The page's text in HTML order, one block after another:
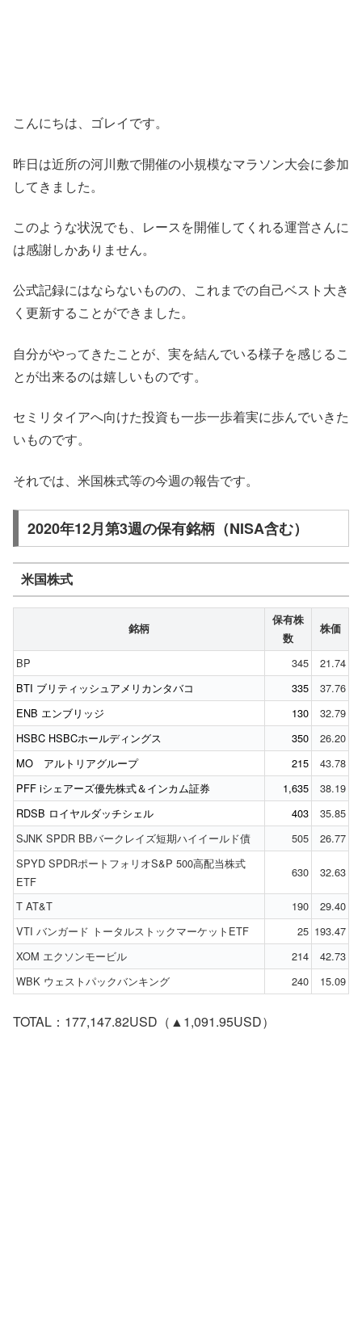
こんにちは、ゴレイです。
昨日は近所の河川敷で開催の小規模なマラソン大会に参加
してきました。
このような状況でも、レースを開催してくれる運営さんに
は感謝しかありません。
公式記録にはならないものの、これまでの自己ベスト大き
く更新することができました。
自分がやってきたことが、実を結んでいる様子を感じるこ
とが出来るのは嬉しいものです。
セミリタイアへ向けた投資も一歩一歩着実に歩んでいきた
いものです。
それでは、米国株式等の今週の報告です。
2020年12月第3週の保有銘柄（NISA含む）
米国株式
銘柄
保有株
数
株価
BP 345
21.74
BTI ブリティッシュアメリカンタバコ
335
37.76
ENB エンブリッジ
130
32.79
HSBC HSBCホールディングス
350
26.20
MO アルトリアグループ
215
43.78
PFF iシェアーズ優先株式＆インカム証券
1,635
38.19
RDSB ロイヤルダッチシェル
403
35.85
SJNK SPDR BBバークレイズ短期ハイイールド債
505
26.77
SPYD SPDRポートフォリオS&P 500高配当株式
ETF
630 32.63
T AT&T 190
29.40
VTI バンガード トータルストックマーケットETF
25 193.47
XOM エクソンモービル
214
42.73
WBK ウェストパックバンキング
240 15.09
TOTAL：177,147.82USD（▲1,091.95USD）